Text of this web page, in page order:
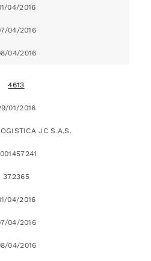
04/2016
04/2016
04/2016
4613
01/2016
JC S.A.S.
372365
04/2016
04/2016
04/2016